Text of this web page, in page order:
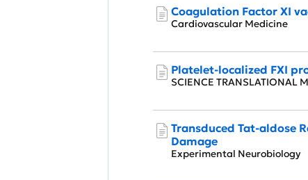
Coagulation Factor XI
Cardiovascular Medicine
Platelet-localized FXI
SCIENCE TRANSLATIONAL
Transduced Tat-aldose
Damage
Experimental Neurobiology